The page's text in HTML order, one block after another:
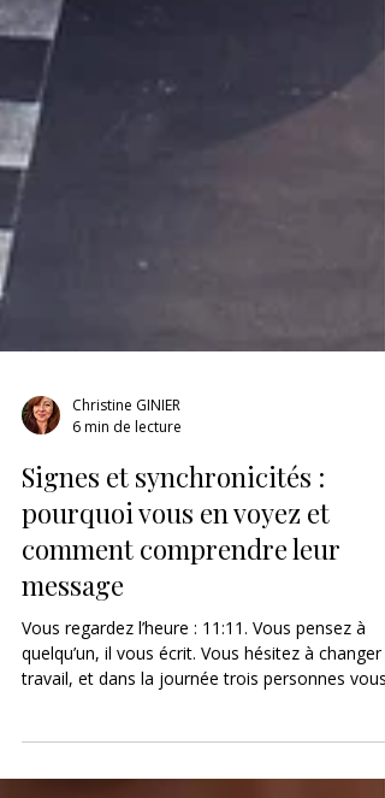
Christine GINIER
6 min de lecture
Signes et synchronicités :
pourquoi vous en voyez et
comment comprendre leur
message
Vous regardez l’heure : 11:11. Vous pensez à
travail, et dans la journée trois personnes vous